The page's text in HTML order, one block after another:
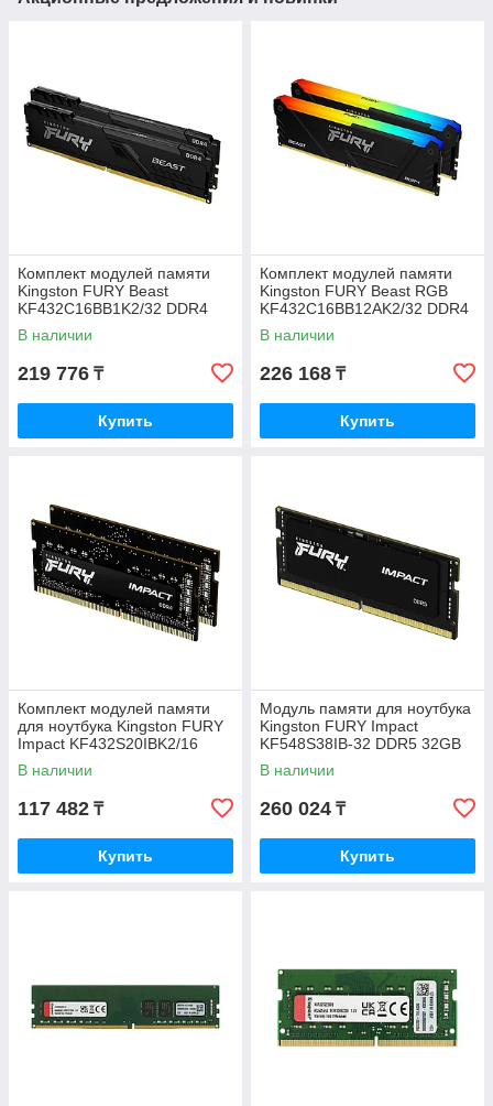
Комплект модулей памяти
Kingston FURY Beast
KF432C16BB1K2/32 DDR4
32GB (Kit 2x16GB) 3200MHz
В наличии
219 776 ₸
Купить
Комплект модулей памяти
Kingston FURY Beast RGB
KF432C16BB12AK2/32 DDR4
32GB
В наличии
226 168 ₸
Купить
Комплект модулей памяти
для ноутбука Kingston FURY
Impact KF432S20IBK2/16
DDR4 16GB
В наличии
117 482 ₸
Купить
Модуль памяти для ноутбука
Kingston FURY Impact
KF548S38IB-32 DDR5 32GB
В наличии
260 024 ₸
Купить